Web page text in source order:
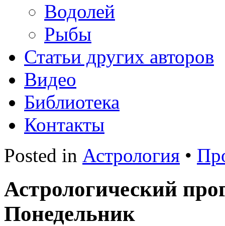
Водолей
Рыбы
Статьи других авторов
Видео
Библиотека
Контакты
Posted in Астрология •
Астрологический
Понедельник